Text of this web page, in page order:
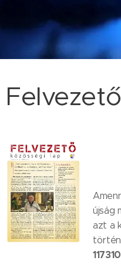
Felvezető
újság
azt a